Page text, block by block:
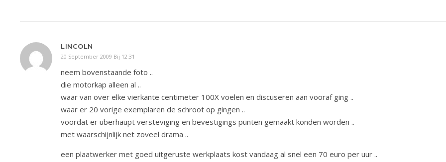
LINCOLN
20 September 2009 Bij 12:31
neem bovenstaande foto ..
die motorkap alleen al ..
waar van over elke vierkante centimeter 100X voelen en discuseren aan vooraf ging ..
waar er 20 vorige exemplaren de schroot op gingen ..
voordat er uberhaupt versteviging en bevestigings punten gemaakt konden worden ..
met waarschijnlijk net zoveel drama ..
een plaatwerker met goed uitgeruste werkplaats kost vandaag al snel een 70 euro per uur ..